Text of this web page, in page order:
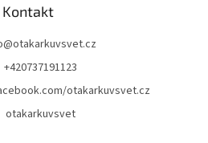
Kontakt
@otakarkuvsvet.cz
+420737191123
otakarkuvsvet.cz
otakarkuvsvet